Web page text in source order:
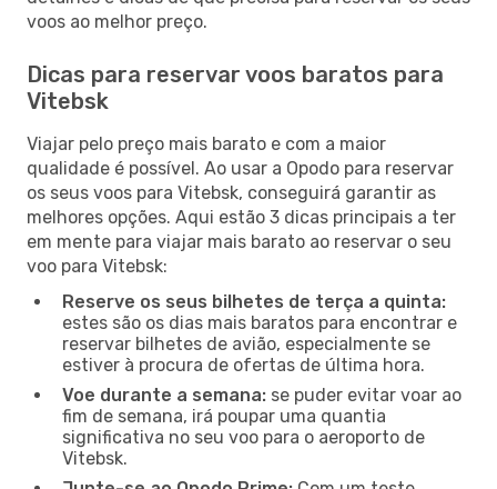
voos ao melhor preço.
Dicas para reservar voos baratos para
Vitebsk
Viajar pelo preço mais barato e com a maior
qualidade é possível. Ao usar a Opodo para reservar
os seus voos para Vitebsk, conseguirá garantir as
melhores opções. Aqui estão 3 dicas principais a ter
em mente para viajar mais barato ao reservar o seu
voo para Vitebsk:
Reserve os seus bilhetes de terça a quinta:
estes são os dias mais baratos para encontrar e
reservar bilhetes de avião, especialmente se
estiver à procura de ofertas de última hora.
Voe durante a semana: se puder evitar voar ao
fim de semana, irá poupar uma quantia
significativa no seu voo para o aeroporto de
Vitebsk.